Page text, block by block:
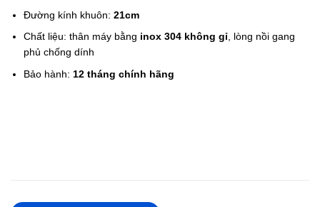
Đường kính khuôn:21cm
Chất liệu: thân máy bằng inox 304 không gỉ, lòng nồi gang
phủ chống dính
Bảo hành: 12 tháng chính hãng